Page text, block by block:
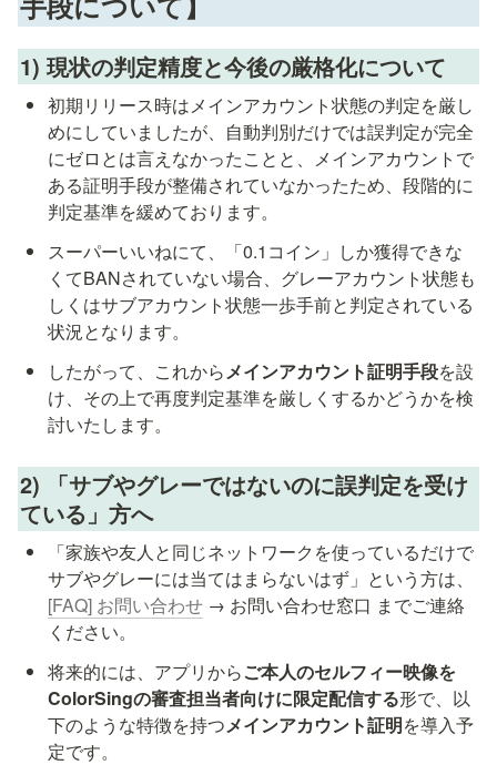
1) 現状の判定精度と今後の厳格化について
初期リリース時はメインアカウント状態の判定を厳し
めにしていましたが、自動判別だけでは誤判定が完全
にゼロとは言えなかったことと、メインアカウントで
ある証明手段が整備されていなかったため、段階的に
判定基準を緩めております。
スーパーいいねにて、「0.1コイン」しか獲得できな
くてBANされていない場合、グレーアカウント状態も
しくはサブアカウント状態一歩手前と判定されている
状況となります。
したがって、これから メインアカウント証明手段を設
け、その上で再度判定基準を厳しくするかどうかを検
討いたします。
2) 「サブやグレーではないのに誤判定を受け
ている」方へ
「家族や友人と同じネットワークを使っているだけで
サブやグレーには当てはまらないはず」という方は、
[FAQ] お問い合わせ → お問い合わせ窓口 までご連絡
ください。
将来的には、アプリからご本人のセルフィー映像を
ColorSingの審査担当者向けに限定配信する形で、以
下のような特徴を持つメインアカウント証明を導入予
定です。